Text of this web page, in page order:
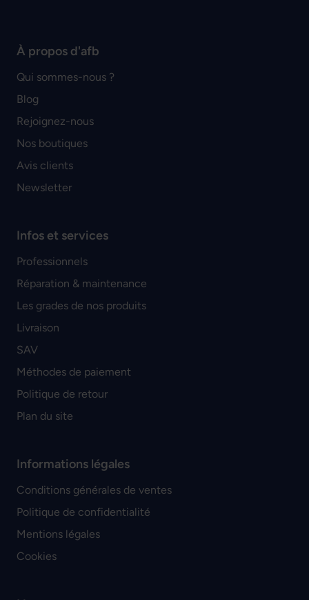
À propos d'afb
Qui sommes-nous ?
Blog
Rejoignez-nous
Nos boutiques
Avis clients
Newsletter
Infos et services
Professionnels
Réparation & maintenance
Les grades de nos produits
Livraison
SAV
Méthodes de paiement
Politique de retour
Plan du site
Informations légales
Conditions générales de ventes
Politique de confidentialité
Mentions légales
Cookies